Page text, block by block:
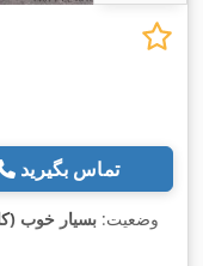
تماس بگیرید
وضعیت: بسیار خوب